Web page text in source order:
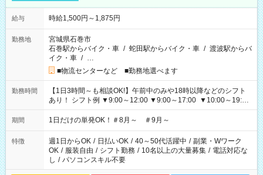
給与 時給1,500円～1,875円
勤務地
宮城県石巻市
石巻駅からバイク・車 / 蛇田駅からバイク・車 / 渡波駅からバ
イク・車 / …
■物流センターなど ■勤務地選べます
勤務時間
【1日3時間～も相談OK!】午前中のみや18時以降などのシフト
あり！ シフト例 ▼9:00～12:00 ▼9:00～17:00 ▼10:00～19:00
▼18:00～21:00
期間 1日だけの単発OK！＃8月～ ＃9月～
特徴 週1日からOK / 日払いOK / 40～50代活躍中 / 副業・Wワーク
OK / 服装自由 / シフト勤務 / 10名以上の大量募集 / 電話対応な
し / パソコンスキル不要